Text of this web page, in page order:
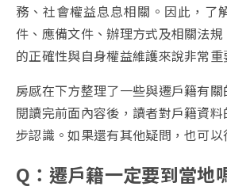
務、社會權益息息相關。因此，了
件、應備文件、辦理方式及相關法
的正確性與自身權益維護來說非常重
房感在下方整理了一些與遷戶籍有
閱讀完前面內容後，讀者對戶籍資
步認識。如果還有其他疑問，也可以
Q：遷戶籍一定要到當地